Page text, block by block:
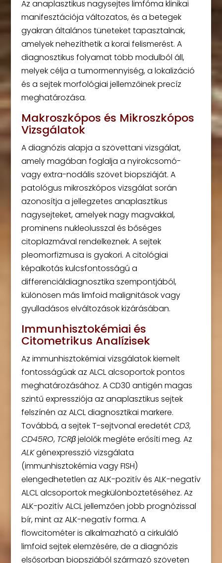
Az anaplasztikus nagysejtes limfóma klinikai
manifesztációja változatos, és a betegek
gyakran általános tüneteket tapasztalnak,
amelyek nehezíthetik a korai felismerést. A
diagnosztikus folyamat több modulból áll,
melyek célja a tumormennyiség, a lokalizáció
és a sejtek morfológiai jellemzőinek precíz
meghatározása.
Makroszkópos és Mikroszkópos
Vizsgálatok
A diagnózis alapja a szövettani vizsgálat,
amely magában foglalja a nyirokcsomó-
vagy extra-nodális szövet biopsziáját. A
patológus mikroszkópos vizsgálat során
azonosítja a jellegzetes anaplasztikus
nagysejteket, amelyek nagy magvakkal,
prominens nukleolusszal és bőséges
citoplazmával rendelkeznek. A sejtek
pleomorfizmusa is gyakori. A citológiai
képalkotás kulcsfontosságú a
differenciáldiagnosztika szempontjából,
különösen más limfoid malignitások vagy
gyulladásos elváltozások kizárásában.
Immunhisztokémiai és
Citometrikus Analízisek
Az immunhisztokémiai vizsgálatok kiemelt
fontosságúak az ALCL alcsoportok pontos
meghatározásához. A CD30 antigén magas
szintű expressziója az anaplasztikus sejtek
felszínén az ALCL diagnosztikai markere.
Továbbá, a sejtek T-sejtvonal eredetétCD3,
CD45RO, TCRβjelölők megléte erősíti meg. Az
ALKgénexpresszió vizsgálata
(immunhisztokémia vagy FISH)
elengedhetetlen az ALK-pozitív és ALK-negatív
ALCL alcsoportok megkülönböztetéséhez. Az
ALK-pozitív ALCL jellemzően jobb prognózissal
bír, mint az ALK-negatív forma. A
flowcitométer is alkalmazható a cirkuláló
limfoid sejtek elemzésére, de a diagnózis
elsősorban biopsziából származó szöveten